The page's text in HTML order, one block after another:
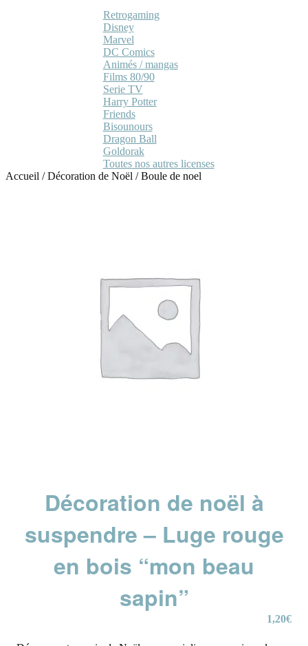
Retrogaming
Disney
Marvel
DC Comics
Animés / mangas
Films 80/90
Serie TV
Harry Potter
Friends
Bisounours
Dragon Ball
Goldorak
Toutes nos autres licenses
Accueil /Décoration de Noël /Boule de noel
Décoration de noël à
suspendre – Luge rouge
en bois “mon beau
sapin”
1,20€